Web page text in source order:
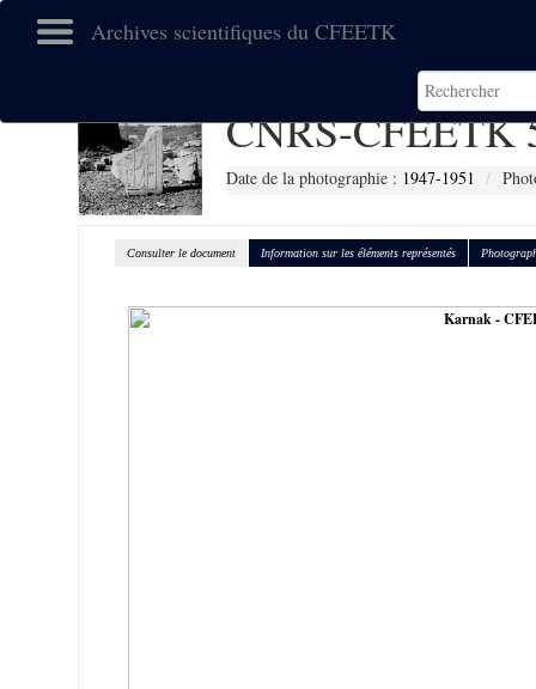
Archives scientifiques du CFEETK
CNRS-CFEETK
Date de la photographie : 1947-1951
Consulter le document Information sur les éléments représentés